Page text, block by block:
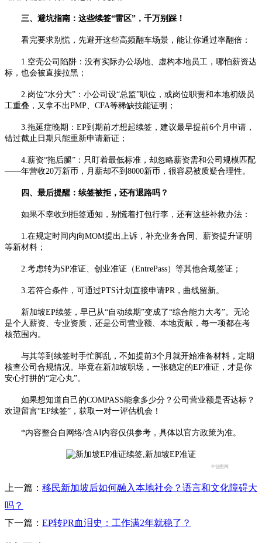
三、避坑指南：这些续签“雷区”，千万别踩！
看完要求别慌，先避开这些高频翻车场景，能让你通过率翻倍：
1.空壳公司陷阱：没有实际办公场地、虚构本地员工，哪怕薪资达
标，也会被直接拉黑；
2.岗位“水分大”：小公司设“总监”职位，或岗位职责和本地初级员
工重叠，又拿不出PMP、CFA等稀缺技能证明；
3.拖延症晚期：EP到期前才想起续签，建议最早提前6个月申请，
错过截止日期只能重新申请新证；
4.薪资“拖后腿”：只盯着最低标准，却忽略薪资需和公司规模匹配
——年营收20万新币，月薪却不到8000新币，很容易被质疑合理性。
四、最后提醒：续签被拒，还有退路吗？
如果不幸收到拒签通知，别慌着打包行李，还有这些补救办法：
1.在规定时间内向MOM提出上诉，补充业务合同、薪资提升证明
等新材料；
2.考虑转为SP准证、创业准证（EntrePass）等其他合规签证；
3.若符合条件，可通过PTS计划直接申请PR，曲线留新。
新加坡EP续签，早已从“自动续期”变成了“综合能力大考”。无论
是个人薪资、专业资质，还是公司营业额、本地贡献，每一项都在考
核范围内。
与其等到续签时手忙脚乱，不如提前3个月就开始准备材料，定期
核查公司合规情况。毕竟在新加坡职场，一张稳定的EP准证，才是你
安心打拼的“定心丸”。
如果想知道自己的COMPASS能拿多少分？公司营业额是否达标？
欢迎留言“EP续签”，获取一对一评估机会！
*内容整合自网络/含AI内容仅供参考，具体以官方政策为准。
©包图网
上一篇： 移民新加坡后如何融入本地社会？语言和文化障碍大
吗？
下一篇： EP转PR血泪史：工作满2年就稳了？